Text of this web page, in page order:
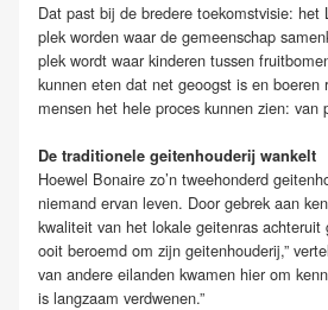
Dat past bij de bredere toekomstvisie: het
plek worden waar de gemeenschap
plek wordt waar kinderen tussen
kunnen eten dat net geoogst is en boeren
mensen het hele proces kunnen zien: van
De traditionele geitenhouderij wankelt
Hoewel Bonaire zo’n tweehonderd
niemand ervan leven. Door gebrek aan
kwaliteit van het lokale geitenras achteruit
ooit beroemd om zijn geitenhouderij,”
van andere eilanden kwamen hier om
is langzaam verdwenen.”